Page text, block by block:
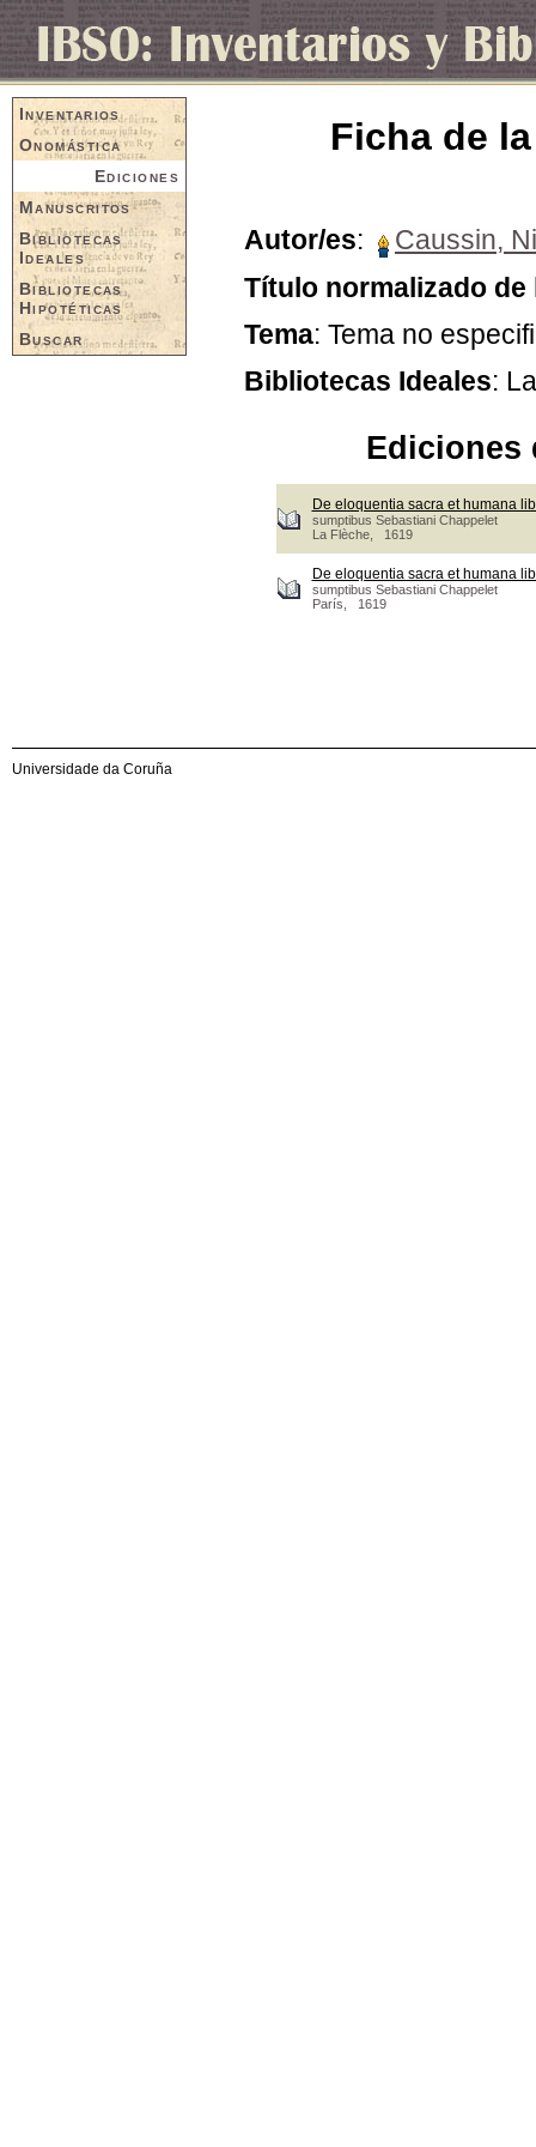
Inventarios
Onomástica
Ediciones
Manuscritos
Bibliotecas
Ideales
Bibliotecas
Hipotéticas
Buscar
Ficha de
Autor/es:
Caussin,
Título normalizado de
Tema: Tema no
Bibliotecas Ideales:
Ediciones
De eloquentia sacra et humana
sumptibus Sebastiani Chappelet
La Flèche, 1619
De eloquentia sacra et humana
sumptibus Sebastiani Chappelet
París, 1619
Universidade da Coruña